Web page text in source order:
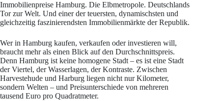
Immobilienpreise Hamburg. Die Elbmetropole. Deutschlands
Tor zur Welt. Und einer der teuersten, dynamischsten und
gleichzeitig faszinierendsten Immobilienmärkte der Republik.
Wer in Hamburg kaufen, verkaufen oder investieren will,
braucht mehr als einen Blick auf den Durchschnittspreis.
Denn Hamburg ist keine homogene Stadt – es ist eine Stadt
der Viertel, der Wasserlagen, der Kontraste. Zwischen
Harvestehude und Harburg liegen nicht nur Kilometer,
sondern Welten – und Preisunterschiede von mehreren
tausend Euro pro Quadratmeter.